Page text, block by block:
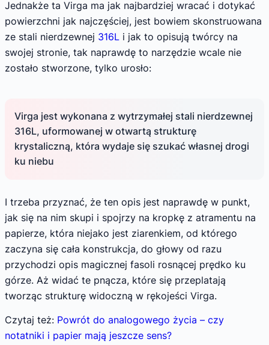
Jednakże ta Virga ma jak najbardziej wracać i dotykać
powierzchni jak najczęściej, jest bowiem skonstruowana
ze stali nierdzewnej 316L i jak to opisują twórcy na
swojej stronie, tak naprawdę to narzędzie wcale nie
zostało stworzone, tylko urosło:
Virga jest wykonana z wytrzymałej stali nierdzewnej
316L, uformowanej w otwartą strukturę
krystaliczną, która wydaje się szukać własnej drogi
ku niebu
I trzeba przyznać, że ten opis jest naprawdę w punkt,
jak się na nim skupi i spojrzy na kropkę z atramentu na
papierze, która niejako jest ziarenkiem, od którego
zaczyna się cała konstrukcja, do głowy od razu
przychodzi opis magicznej fasoli rosnącej prędko ku
górze. Aż widać te pnącza, które się przeplatają
tworząc strukturę widoczną w rękojeści Virga.
Czytaj też: Powrót do analogowego życia – czy
notatniki i papier mają jeszcze sens?